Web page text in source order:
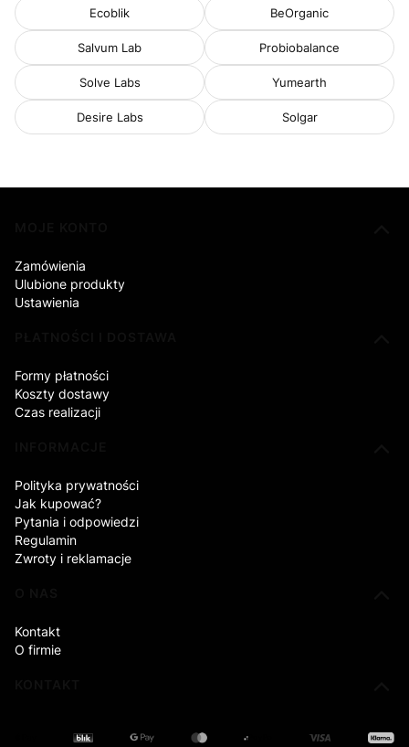
Ecoblik BeOrganic
Salvum Lab Probiobalance
Solve Labs Yumearth
Desire Labs Solgar
Zamówienia
Ulubione produkty
Ustawienia
Formy płatności
Koszty dostawy
Czas realizacji
Polityka prywatności
Jak kupować?
Pytania i odpowiedzi
Regulamin
Zwroty i reklamacje
Kontakt
O firmie